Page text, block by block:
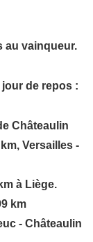
au vainqueur.
jour de repos :
Châteaulin
Versailles -
à Liège.
km
- Châteaulin